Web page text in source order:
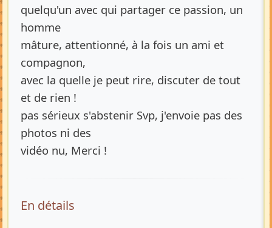
quelqu'un avec qui partager ce passion, un
homme
mâture, attentionné, à la fois un ami et
compagnon,
avec la quelle je peut rire, discuter de tout
et de rien !
pas sérieux s'abstenir Svp, j'envoie pas des
photos ni des
vidéo nu, Merci !
En détails